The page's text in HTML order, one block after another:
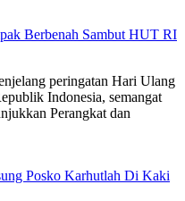
Berbenah Sambut HUT RI
peringatan Hari Ulang
Indonesia, semangat
Perangkat dan
Posko Karhutlah Di Kaki